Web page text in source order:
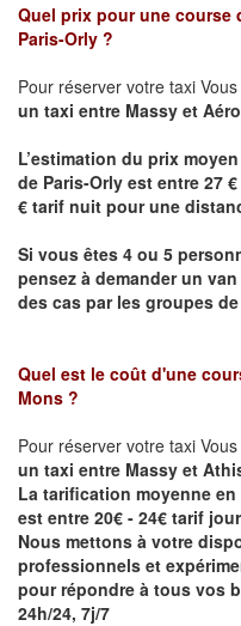
Quel prix pour une course
Paris-Orly ?
Pour réserver votre taxi
un taxi entre Massy et
L’estimation du prix
de Paris-Orly est entre 27
€ tarif nuit pour une
Si vous êtes 4 ou 5
pensez à demander un
des cas par les groupes
Quel est le coût d'une
Mons ?
Pour réserver votre taxi
un taxi entre Massy et
La tarification moyenne
est entre 20€ - 24€ tarif
Nous mettons à votre
professionnels et
pour répondre à tous vos
24h/24, 7j/7